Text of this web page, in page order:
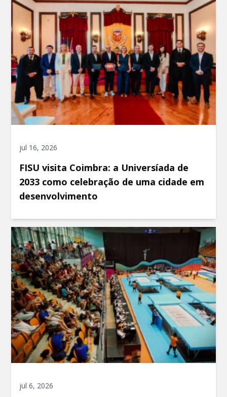
jul 16, 2026
FISU visita Coimbra: a Universíada de
2033 como celebração de uma cidade em
desenvolvimento
jul 6, 2026